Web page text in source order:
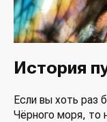
История
Если вы хоть раз
Чёрного моря, то